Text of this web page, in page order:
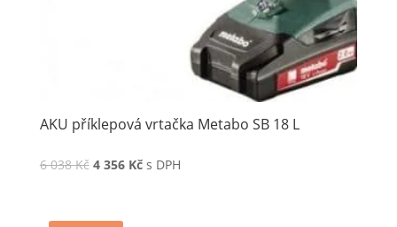
AKU příklepová vrtačka Metabo SB 18 L
6 038Kč 4 356 Kč s DPH